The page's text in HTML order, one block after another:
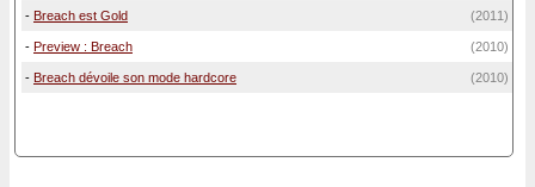
- Breach est Gold (2011)
- Preview : Breach (2010)
- Breach dévoile son mode hardcore (2010)